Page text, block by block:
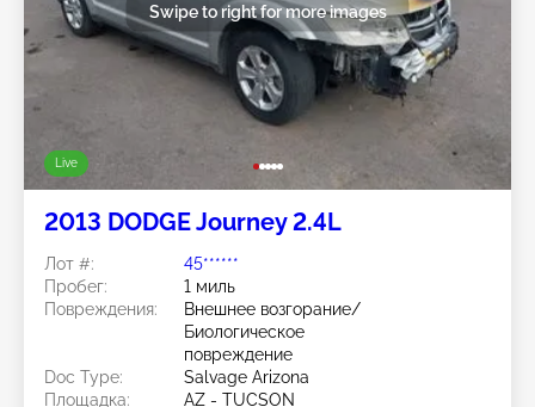
Live
Swipe to right for more images
2013 DODGE Journey 2.4L
Лот #:
45******
Пробег:
1 миль
Повреждения:
Внешнее возгорание/
Биологическое
повреждение
Doc Type:
Salvage Arizona
Площадка:
AZ - TUCSON